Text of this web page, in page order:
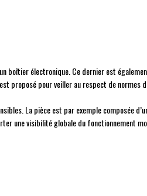
boîtier électronique. Ce dernier est
proposé pour veiller au respect de normes
La pièce est par exemple composée
une visibilité globale du fonctionnement